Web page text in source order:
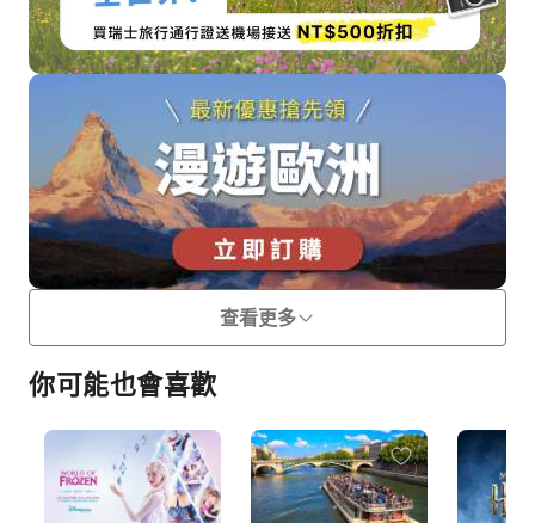
查看更多
你可能也會喜歡